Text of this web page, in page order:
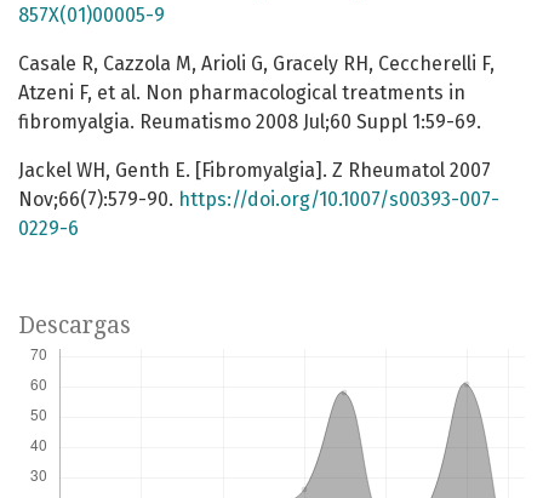
857X(01)00005-9
Casale R, Cazzola M, Arioli G, Gracely RH, Ceccherelli F,
Atzeni F, et al. Non pharmacological treatments in
fibromyalgia. Reumatismo 2008 Jul;60 Suppl 1:59-69.
Jackel WH, Genth E. [Fibromyalgia]. Z Rheumatol 2007
Nov;66(7):579-90. https://doi.org/10.1007/s00393-007-
0229-6
Descargas